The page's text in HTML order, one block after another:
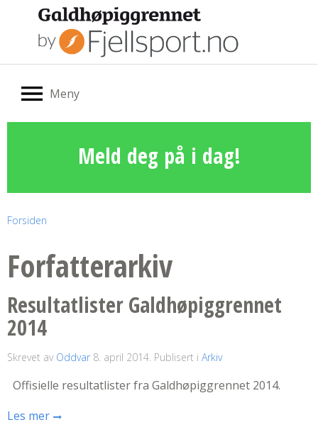
Meny
Meld deg på i dag!
Forsiden
Forfatterarkiv
Resultatlister Galdhøpiggrennet
2014
Skrevet av Oddvar 8. april 2014 . Publisert i Arkiv
Offisielle resultatlister fra Galdhøpiggrennet 2014.
Les mer